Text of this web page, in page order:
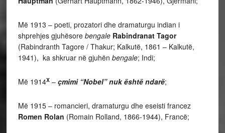
Më 1913 – poeti, prozatori dhe dramaturgu indian i
shprehjes gjuhësore bengale Rabindranat Tagor
(Rabindranth Tagore / Thakur; Kalkutë, 1861 – Kalkutë,
1941), ka shkruar në gjuhën bengale; Indi;
Më 1914X– çmimi “Nobel” nuk është ndarë;
Më 1915 – romancieri, dramaturgu dhe eseisti francez
Romen Rolan (Romain Rolland, 1866-1944), Francë;